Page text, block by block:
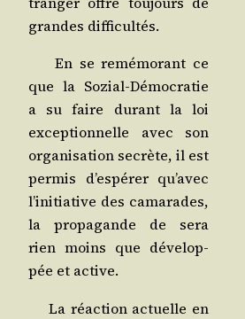
grandes difficultés.
En se remé­mo­rant ce
que la Sozial-Démo­cra­tie
a su faire durant la loi
excep­tion­nelle avec son
orga­ni­sa­tion secrète, il est
per­mis d’es­pé­rer qu’a­vec
l’i­ni­tia­tive des cama­rades,
la pro­pa­gande de sera
rien moins que déve­lop­
pée et active.
La réac­tion actuelle en